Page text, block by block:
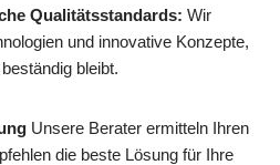
Qualitätsstandards: Wir
und innovative Konzepte,
bleibt.
Unsere Berater ermitteln Ihren
die beste Lösung für Ihre